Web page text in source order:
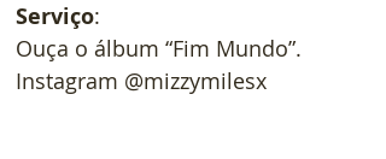
Serviço:
Ouça o álbum “Fim Mundo”.
Instagram @mizzymilesx